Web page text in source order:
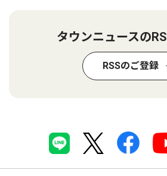
タウンニュースの
RSSのご登録